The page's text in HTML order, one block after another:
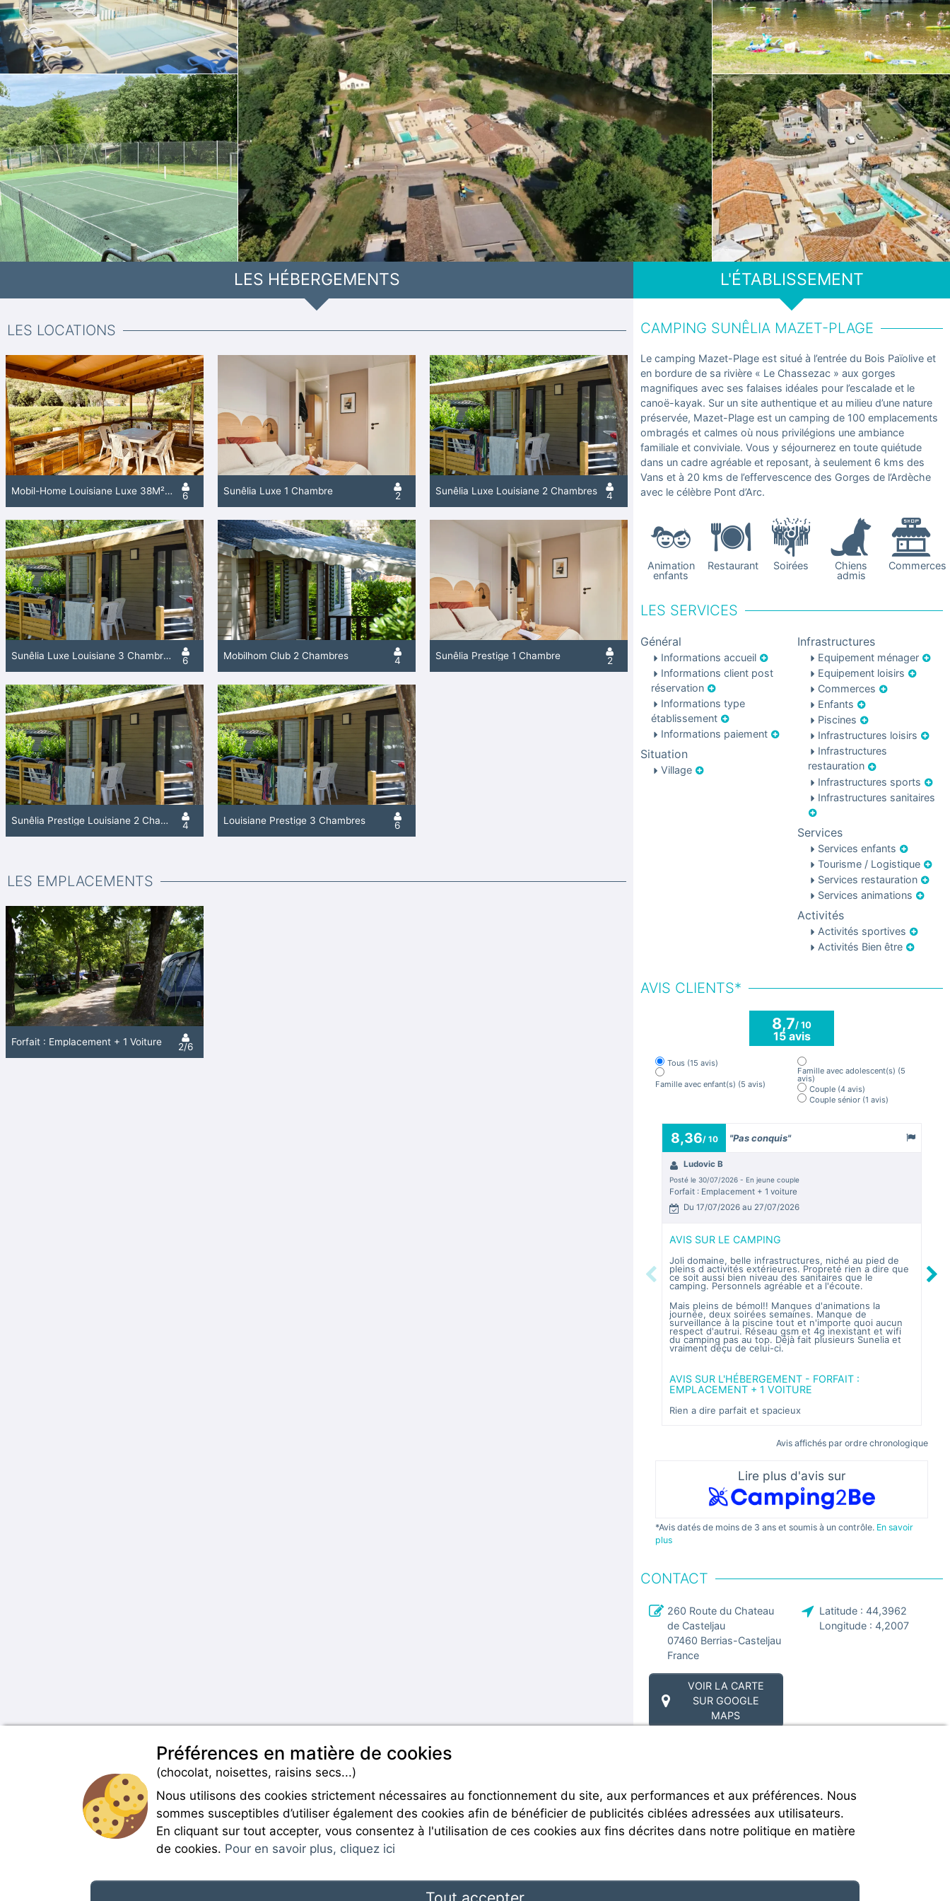
L'ÉTABLISSEMENT
CAMPING SUNÊLIA MAZET-PLAGE
Le camping Mazet-Plage est situé à l’entrée du Bois Païolive et
en bordure de sa rivière « Le Chassezac » aux gorges
magnifiques avec ses falaises idéales pour l’escalade et le
canoë-kayak. Sur un site authentique et au milieu d’une nature
préservée, Mazet-Plage est un camping de 100 emplacements
ombragés et calmes où nous privilégions une ambiance
familiale et conviviale. Vous y séjournerez en toute quiétude
dans un cadre agréable et reposant, à seulement 6 kms des
Vans et à 20 kms de l’effervescence des Gorges de l’Ardèche
avec le célèbre Pont d’Arc.
Animation
enfants
Restaurant Soirées
Chiens
admis
Commerces
LES SERVICES
Général
Informations accueil
Informations client post
réservation
Informations type
établissement
Informations paiement
Situation
Village
Infrastructures
Equipement ménager
Equipement loisirs
Commerces
Enfants
Piscines
Infrastructures loisirs
Infrastructures
restauration
Infrastructures sports
Infrastructures sanitaires
Services
Services enfants
Tourisme / Logistique
Services restauration
Services animations
Activités
Activités sportives
Activités Bien être
AVIS CLIENTS*
8,7/ 10
15 avis
Tous (15 avis)
Famille avec enfant(s) (5 avis)
Famille avec adolescent(s) (5
avis)
Couple (4 avis)
Couple sénior (1 avis)
Previous
8,36/ 10 "Pas conquis"
Ludovic B
Posté le 30/07/2026 - En jeune couple
Forfait : Emplacement + 1 voiture
Du 17/07/2026 au 27/07/2026
AVIS SUR LE CAMPING
Joli domaine, belle infrastructures, niché au pied de
pleins d activités extérieures. Propreté rien a dire que
ce soit aussi bien niveau des sanitaires que le
camping. Personnels agréable et a l'écoute.
Mais pleins de bémol!! Manques d'animations la
journée, deux soirées semaines. Manque de
surveillance à la piscine tout et n'importe quoi aucun
respect d'autrui. Réseau gsm et 4g inexistant et wifi
du camping pas au top. Déjà fait plusieurs Sunelia et
vraiment déçu de celui-ci.
AVIS SUR L'HÉBERGEMENT - FORFAIT :
EMPLACEMENT + 1 VOITURE
Rien a dire parfait et spacieux
Next
Avis affichés par ordre chronologique
Lire plus d'avis sur
*Avis datés de moins de 3 ans et soumis à un contrôle. En savoir
plus
CONTACT
260 Route du Chateau
de Casteljau
07460 Berrias-Casteljau
France
Latitude : 44,3962
Longitude : 4,2007
VOIR LA CARTE
SUR GOOGLE
MAPS
LES HÉBERGEMENTS
LES LOCATIONS
Mobil-Home Louisiane Luxe 38M² 3 Ch Avec Vue 6 Sunêlia Luxe 1 Chambre 2 Sunêlia Luxe Louisiane 2 Chambres 4
Sunêlia Luxe Louisiane 3 Chambres 6 Mobilhom Club 2 Chambres 4 Sunêlia Prestige 1 Chambre 2
Sunêlia Prestige Louisiane 2 Chambres 4 Louisiane Prestige 3 Chambres 6
LES EMPLACEMENTS
Forfait : Emplacement + 1 Voiture 2/6
Rejoignez-nous
Préférences en matière de cookies
(chocolat, noisettes, raisins secs...)
Nous utilisons des cookies strictement nécessaires au fonctionnement du site, aux performances et aux préférences. Nous
sommes susceptibles d’utiliser également des cookies afin de bénéficier de publicités ciblées adressées aux utilisateurs.
En cliquant sur tout accepter, vous consentez à l'utilisation de ces cookies aux fins décrites dans notre politique en matière
de cookies. Pour en savoir plus, cliquez ici